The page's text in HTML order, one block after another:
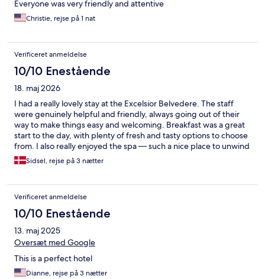
Everyone was very friendly and attentive
Christie, rejse på 1 nat
Verificeret anmeldelse
10/10 Enestående
18. maj 2026
I had a really lovely stay at the Excelsior Belvedere. The staff
were genuinely helpful and friendly, always going out of their
way to make things easy and welcoming. Breakfast was a great
start to the day, with plenty of fresh and tasty options to choose
from. I also really enjoyed the spa — such a nice place to unwind
and relax. There’s also a small gym, but it’s very functional and
has everything you need for a good workout. All in all, a great
Sidsel, rejse på 3 nætter
Verificeret anmeldelse
10/10 Enestående
13. maj 2025
Oversæt med Google
This is a perfect hotel
Dianne, rejse på 3 nætter